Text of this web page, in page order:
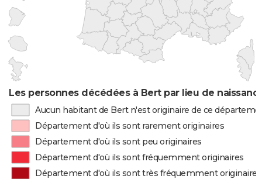
Les personnes décédées à Bert par lieu de
Aucun habitant de Bert n'est originaire de ce
Département d'où ils sont rarement originaires
Département d'où ils sont peu originaires
Département d'où ils sont fréquemment originaires
Département d'où ils sont très fréquemment originaires